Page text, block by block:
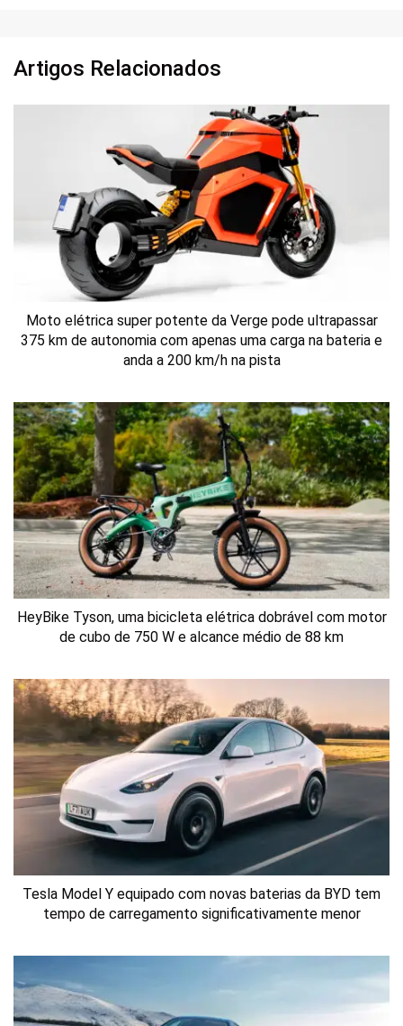
Artigos Relacionados
Moto elétrica super potente da Verge pode ultrapassar
375 km de autonomia com apenas uma carga na bateria e
anda a 200 km/h na pista
HeyBike Tyson, uma bicicleta elétrica dobrável com motor
de cubo de 750 W e alcance médio de 88 km
Tesla Model Y equipado com novas baterias da BYD tem
tempo de carregamento significativamente menor